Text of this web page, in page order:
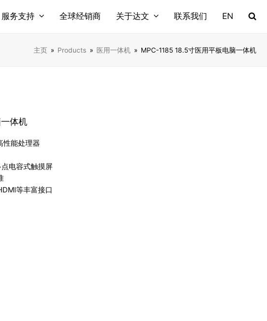
服务支持 全球经销商 关于达文 联系我们 EN
主页 » Products » 医用一体机 » MPC-1185 18.5寸医用平板电脑一体机
体机
能处理器
电容式触摸屏
等丰富接口